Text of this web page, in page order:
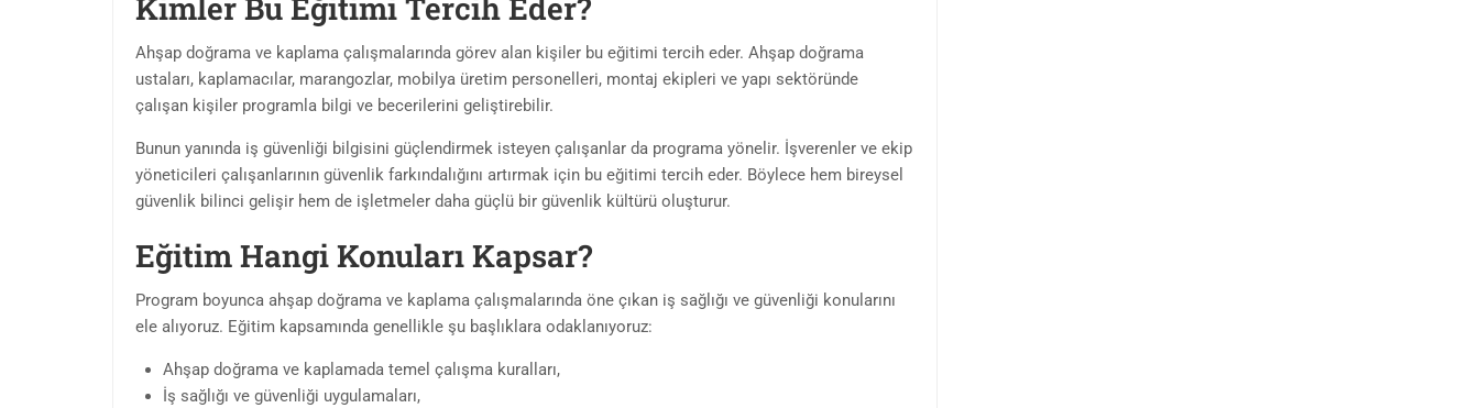
Kimler Bu Eğitimi Tercih Eder?
Ahşap doğrama ve kaplama çalışmalarında görev alan kişiler bu eğitimi tercih eder. Ahşap doğrama
ustaları, kaplamacılar, marangozlar, mobilya üretim personelleri, montaj ekipleri ve yapı sektöründe
çalışan kişiler programla bilgi ve becerilerini geliştirebilir.
Bunun yanında iş güvenliği bilgisini güçlendirmek isteyen çalışanlar da programa yönelir. İşverenler ve ekip
yöneticileri çalışanlarının güvenlik farkındalığını artırmak için bu eğitimi tercih eder. Böylece hem bireysel
güvenlik bilinci gelişir hem de işletmeler daha güçlü bir güvenlik kültürü oluşturur.
Eğitim Hangi Konuları Kapsar?
Program boyunca ahşap doğrama ve kaplama çalışmalarında öne çıkan iş sağlığı ve güvenliği konularını
ele alıyoruz. Eğitim kapsamında genellikle şu başlıklara odaklanıyoruz:
Ahşap doğrama ve kaplamada temel çalışma kuralları,
İş sağlığı ve güvenliği uygulamaları,